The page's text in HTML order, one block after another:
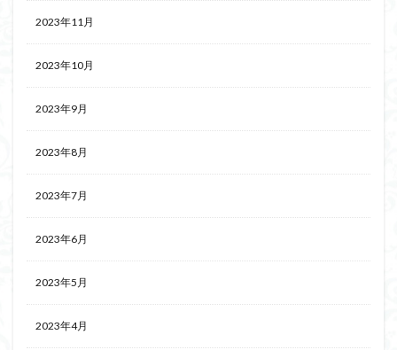
2023年11月
2023年10月
2023年9月
2023年8月
2023年7月
2023年6月
2023年5月
2023年4月